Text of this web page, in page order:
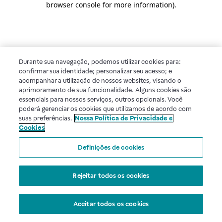
browser console for more information).
Durante sua navegação, podemos utilizar cookies para:
confirmar sua identidade; personalizar seu acesso; e
acompanhar a utilização de nossos websites, visando o
aprimoramento de sua funcionalidade. Alguns cookies são
essenciais para nossos serviços, outros opcionais. Você
poderá gerenciar os cookies que utilizamos de acordo com
suas preferências. Nossa Política de Privacidade e
Cookies
Definições de cookies
Rejeitar todos os cookies
Aceitar todos os cookies